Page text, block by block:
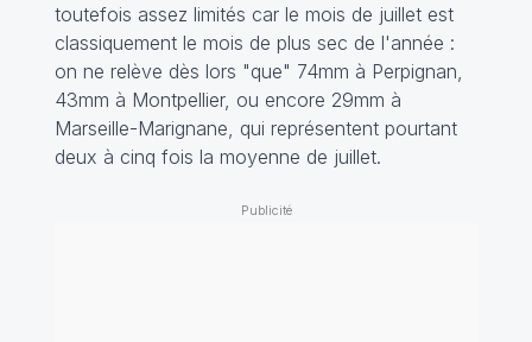
toutefois assez limités car le mois de juillet est
classiquement le mois de plus sec de l'année :
on ne relève dès lors "que" 74mm à Perpignan,
43mm à Montpellier, ou encore 29mm à
Marseille-Marignane, qui représentent pourtant
deux à cinq fois la moyenne de juillet.